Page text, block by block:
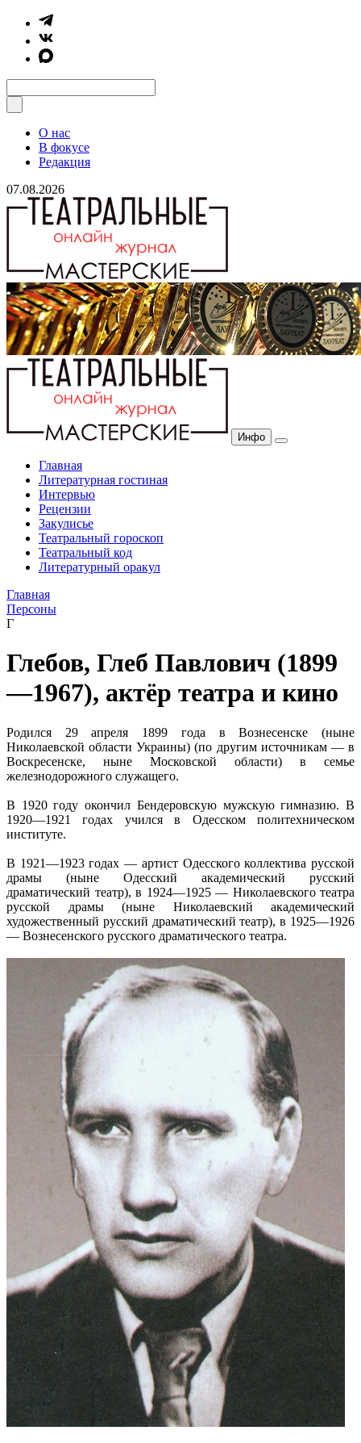
О нас
В фокусе
Редакция
07.08.2026
Инфо
Главная
Литературная гостиная
Интервью
Рецензии
Закулисье
Театральный гороскоп
Театральный код
Литературный оракул
Главная
Персоны
Г
Глебов, Глеб Павлович (1899
—1967), актёр театра и кино
Родился 29 апреля 1899 года в Вознесенске (ныне
Николаевской области Украины) (по другим источникам — в
Воскресенске, ныне Московской области) в семье
железнодорожного служащего.
В 1920 году окончил Бендеровскую мужскую гимназию. В
1920—1921 годах учился в Одесском политехническом
институте.
В 1921—1923 годах — артист Одесского коллектива русской
драмы (ныне Одесский академический русский
драматический театр), в 1924—1925 — Николаевского театра
русской драмы (ныне Николаевский академический
художественный русский драматический театр), в 1925—1926
— Вознесенского русского драматического театра.